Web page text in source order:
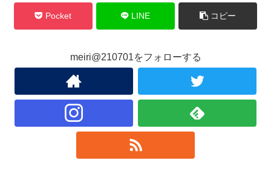
Pocket LINE コピー
meiri@210701をフォローする